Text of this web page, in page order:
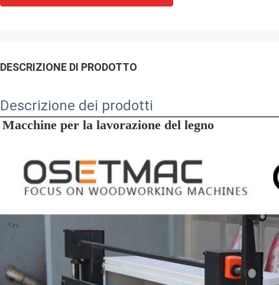
DESCRIZIONE DI PRODOTTO
Descrizione dei prodotti
Macchine per la lavorazione del legno